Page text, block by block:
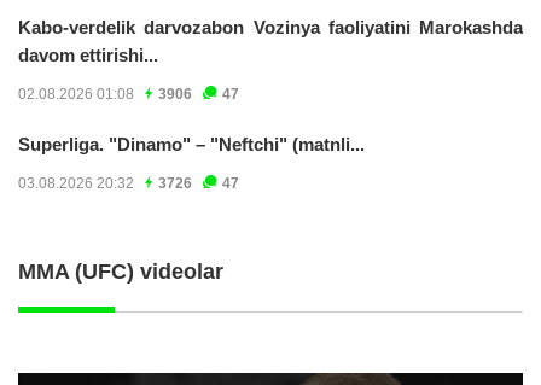
Kabo-verdelik darvozabon Vozinya faoliyatini Marokashda
davom ettirishi...
02.08.2026 01:08 3906 47
Superliga. "Dinamo" – "Neftchi" (matnli...
03.08.2026 20:32 3726 47
MMA (UFC) videolar